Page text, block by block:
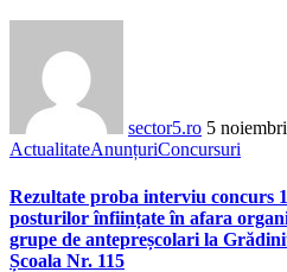
sector5.ro 5
ActualitateAnunțuriConcursuri
Rezultate proba interviu concurs
posturilor înființate în afara
grupe de antepreșcolari la
Școala Nr. 115